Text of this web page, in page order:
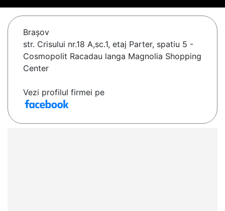
Braşov
str. Crisului nr.18 A,sc.1, etaj Parter, spatiu 5 -
Cosmopolit Racadau langa Magnolia Shopping
Center
Vezi profilul firmei pe